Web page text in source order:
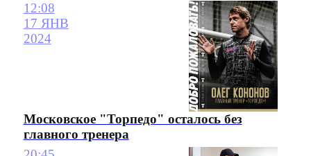
12:08
17 ЯНВ
2024
Московское "Торпедо" осталось без
главного тренера